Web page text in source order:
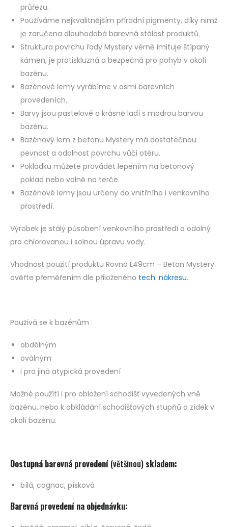
průřezu.
Používáme nejkvalitnějším přírodní pigmenty, díky nimž
je zaručena dlouhodobá barevná stálost produktů.
Struktura povrchu řady Mystery věrně imituje štípaný
kámen, je protiskluzná a bezpečná pro pohyb v okolí
bazénu.
Bazénové lemy vyrábíme v osmi barevních
provedeních.
Barvy jsou pastelové a krásně ladí s modrou barvou
bazénu.
Bazénový lem z betonu Mystery má dostatečnou
pevnost a odolnost povrchu vůči otěru.
Pokládku můžete provádět lepením na betonový
poklad nebo volně na terče.
Bazénové lemy jsou určeny do vnitřního i venkovního
přostředí.
Výrobek je stálý působení venkovního prostředí a odolný
pro chlorovanou i solnou úpravu vody.
Vhodnost použití produktu Rovná L49cm – Beton Mystery
ověřte přeměřením dle přiloženého tech. nákresu.
Používá se k bazénům :
obdélným
oválným
i pro jiná atypická provedení
Možné použítí i pro obložení schodišť vyvedených vně
bazénu, nebo k obkládání schodišťových stupňů a zídek v
okolí bazénu.
Dostupná barevná provedení (většinou) skladem:
bílá, cognac, písková
Barevná provedení na objednávku: